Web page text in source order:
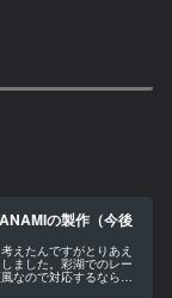
の製作（今後
えたんですがとりあえ
ました。彩湖でのレー
なので対応するならま